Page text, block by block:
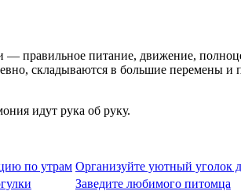
— правильное питание, движение,
складываются в большие перемены и
идут рука об руку.
по утрам Организуйте уютный уголок
Заведите любимого питомца